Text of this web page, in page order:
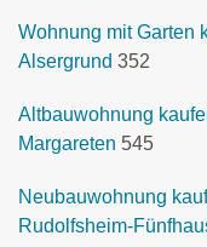
Wohnung mit Garten
Alsergrund 352
Altbauwohnung
Margareten 545
Neubauwohnung
Rudolfsheim-